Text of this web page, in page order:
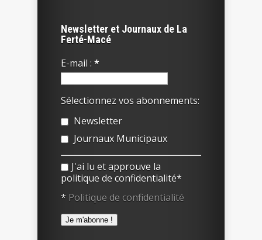
Newsletter et Journaux de La
Ferté-Macé
E-mail : *
Sélectionnez vos abonnements:
Newsletter
Journaux Municipaux
J'ai lu et approuve la
politique de confidentialité*
* Politique de confidentialité